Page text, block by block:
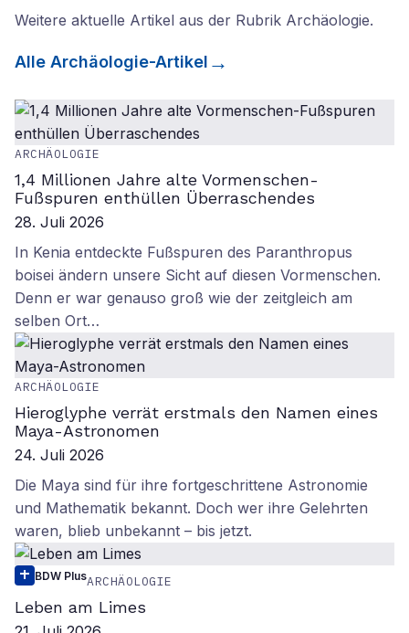
Weitere aktuelle Artikel aus der Rubrik Archäologie.
Alle Archäologie-Artikel
ARCHÄOLOGIE
1,4 Millionen Jahre alte Vormenschen-
Fußspuren enthüllen Überraschendes
28. Juli 2026
In Kenia entdeckte Fußspuren des Paranthropus
boisei ändern unsere Sicht auf diesen Vormenschen.
Denn er war genauso groß wie der zeitgleich am
selben Ort…
ARCHÄOLOGIE
Hieroglyphe verrät erstmals den Namen eines
Maya-Astronomen
24. Juli 2026
Die Maya sind für ihre fortgeschrittene Astronomie
und Mathematik bekannt. Doch wer ihre Gelehrten
waren, blieb unbekannt – bis jetzt.
BDW PlusARCHÄOLOGIE
Leben am Limes